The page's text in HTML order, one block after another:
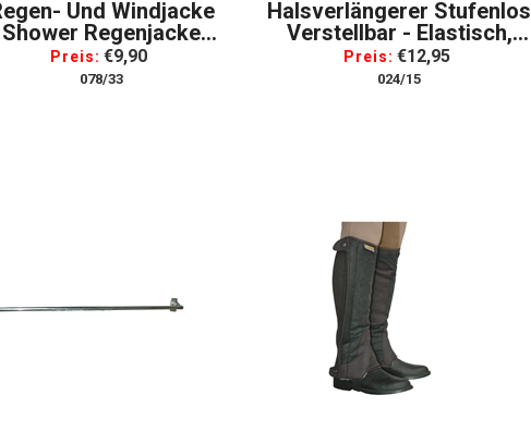
Und Windjacke
Shower Regenjacke
Preis: €9,90
078/33
Halsverlängerer Stufenlos
Verstellbar - Elastisch,
Idealer Hilfszügel
Preis: €12,95
024/15